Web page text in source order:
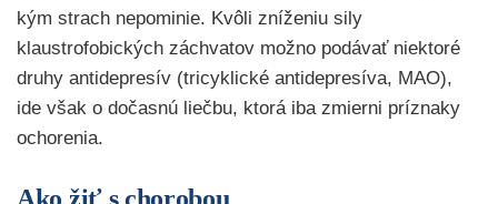
kým strach nepominie. Kvôli zníženiu sily
klaustrofobických záchvatov možno podávať niektoré
druhy antidepresív (tricyklické antidepresíva, MAO),
ide však o dočasnú liečbu, ktorá iba zmierni príznaky
ochorenia.